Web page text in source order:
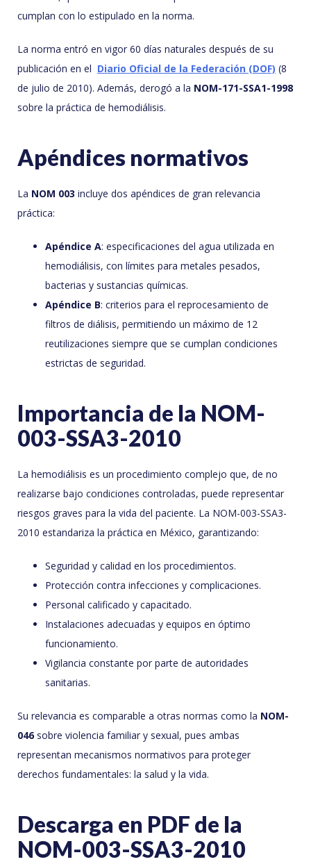
cumplan con lo estipulado en la norma.
La norma entró en vigor 60 días naturales después de su
publicación en el Diario Oficial de la Federación (DOF) (8
de julio de 2010). Además, derogó a la NOM-171-SSA1-1998
sobre la práctica de hemodiálisis.
Apéndices normativos
La NOM 003 incluye dos apéndices de gran relevancia
práctica:
Apéndice A: especificaciones del agua utilizada en
hemodiálisis, con límites para metales pesados,
bacterias y sustancias químicas.
Apéndice B: criterios para el reprocesamiento de
filtros de diálisis, permitiendo un máximo de 12
reutilizaciones siempre que se cumplan condiciones
estrictas de seguridad.
Importancia de la NOM-
003-SSA3-2010
La hemodiálisis es un procedimiento complejo que, de no
realizarse bajo condiciones controladas, puede representar
riesgos graves para la vida del paciente. La NOM-003-SSA3-
2010 estandariza la práctica en México, garantizando:
Seguridad y calidad en los procedimientos.
Protección contra infecciones y complicaciones.
Personal calificado y capacitado.
Instalaciones adecuadas y equipos en óptimo
funcionamiento.
Vigilancia constante por parte de autoridades
sanitarias.
Su relevancia es comparable a otras normas como la NOM-
046 sobre violencia familiar y sexual, pues ambas
representan mecanismos normativos para proteger
derechos fundamentales: la salud y la vida.
Descarga en PDF de la
NOM-003-SSA3-2010